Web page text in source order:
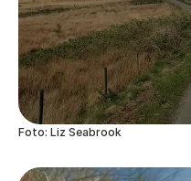
Foto: Liz Seabrook